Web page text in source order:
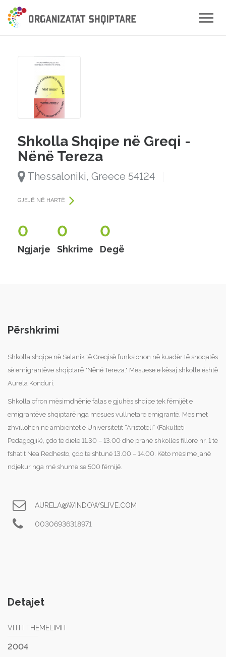
Toggle
Shkolla Shqipe në Greqi -
Nënë Tereza
Thessaloniki, Greece 54124
GJEJË NË HARTË
0
Ngjarje
0
Shkrime
0
Degë
Përshkrimi
Shkolla shqipe në Selanik të Greqisë funksionon në kuadër të shoqatës
së emigrantëve shqiptarë "Nënë Tereza." Mësuese e kësaj shkolle është
Aurela Konduri.
Shkolla ofron mësimdhënie falas e gjuhës shqipe tek fëmijët e
emigrantëve shqiptarë nga mësues vullnetarë emigrantë. Mësimet
zhvillohen në ambientet e Universitetit “Aristoteli” (Fakulteti
Pedagogjik), çdo të dielë 11.30 – 13.00 dhe pranë shkollës fillore nr. 1 të
fshatit Nea Redhesto, çdo të shtunë 13.00 – 14.00. Këto mësime janë
ndjekur nga më shumë se 500 fëmijë.
AURELA@WINDOWSLIVE.COM
00306936318971
Detajet
VITI I THEMELIMIT
2004